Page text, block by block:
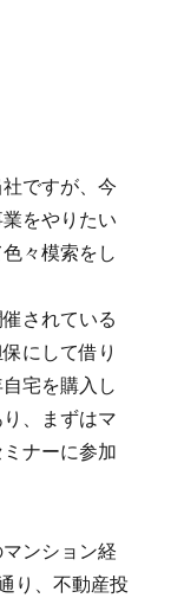
ですが、今
をやりたい
々模索をし
されている
にして借り
宅を購入し
、まずはマ
ナーに参加
ンション経
り、不動産投